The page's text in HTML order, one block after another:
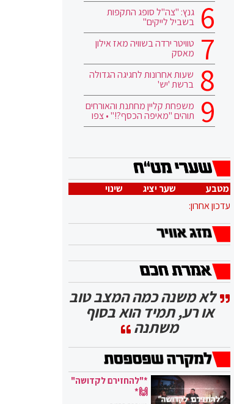
גנץ: "צה"ל סופג התקפות
בשביל לייקים"
טוויטר ירדה בשוויה מאז אילון
מאסק
שעות אחרונות לחגיגה הגדולה
ברשת 'יש'
משפחת קליין מחתנת והאורחים
תוהים "מאיפה הכסף?!" • צפו
מטבע שער יציג
שינוי
עדכון אחרון:
לא משנה כמה המצב טוב
או רע, תמיד הוא בסוף
משתנה
*"להחזירם לקדושה"
🙌*